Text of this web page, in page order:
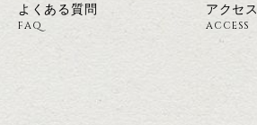
よくある質問
FAQ
アクセス
ACCESS